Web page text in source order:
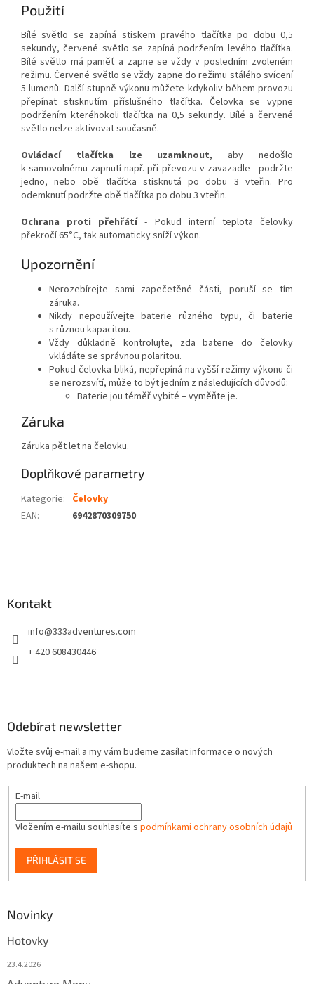
Použití
Bílé světlo se zapíná stiskem pravého tlačítka po dobu 0,5
sekundy, červené světlo se zapíná podržením levého tlačítka.
Bílé světlo má paměť a zapne se vždy v posledním zvoleném
režimu. Červené světlo se vždy zapne do režimu stálého svícení
5 lumenů. Další stupně výkonu můžete kdykoliv během provozu
přepínat stisknutím příslušného tlačítka. Čelovka se vypne
podržením kteréhokoli tlačítka na 0,5 sekundy. Bílé a červené
světlo nelze aktivovat současně.
Ovládací tlačítka lze uzamknout, aby nedošlo
k samovolnému zapnutí např. při převozu v zavazadle - podržte
jedno, nebo obě tlačítka stisknutá po dobu 3 vteřin. Pro
odemknutí podržte obě tlačítka po dobu 3 vteřin.
Ochrana proti přehřátí - Pokud interní teplota čelovky
překročí 65°C, tak automaticky sníží výkon.
Upozornění
Nerozebírejte sami zapečetěné části, poruší se tím
záruka.
Nikdy nepoužívejte baterie různého typu, či baterie
s různou kapacitou.
Vždy důkladně kontrolujte, zda baterie do čelovky
vkládáte se správnou polaritou.
Pokud čelovka bliká, nepřepíná na vyšší režimy výkonu či
se nerozsvítí, může to být jedním z následujících důvodů:
Baterie jou téměř vybité – vyměňte je.
Záruka
Záruka pět let na čelovku.
Doplňkové parametry
Kategorie: Čelovky
EAN: 6942870309750
Kontakt
info@333adventures.com
+ 420 608430446
Odebírat newsletter
Vložte svůj e-mail a my vám budeme zasílat informace o nových
produktech na našem e-shopu.
E-mail
Vložením e-mailu souhlasíte s podmínkami ochrany osobních údajů
PŘIHLÁSIT SE
Novinky
Hotovky
23.4.2026